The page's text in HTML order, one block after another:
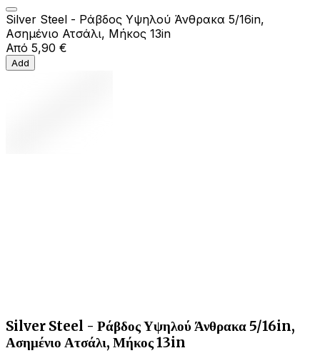
Silver Steel - Ράβδος Υψηλού Άνθρακα 5/16in,
Ασημένιο Ατσάλι, Μήκος 13in
Από 5,90 €
Add
Silver Steel - Ράβδος Υψηλού Άνθρακα 5/16in,
Ασημένιο Ατσάλι, Μήκος 13in